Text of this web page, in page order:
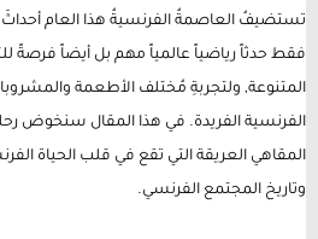
تستضيفُ العاصمةُ الفرنسيةُ هذا العام أحداثَ
فقط حدثاً رياضياً عالمياً مهم بل أيضاً فرصةً
المتنوعة, ولتجربةِ مُختلف الأطعمة
الفرنسية الفريدة. في هذا المقال سنخوض
المقاهي العريقة التي تقع في قلب الحياة
وتاريخ المجتمع الفرنسي.